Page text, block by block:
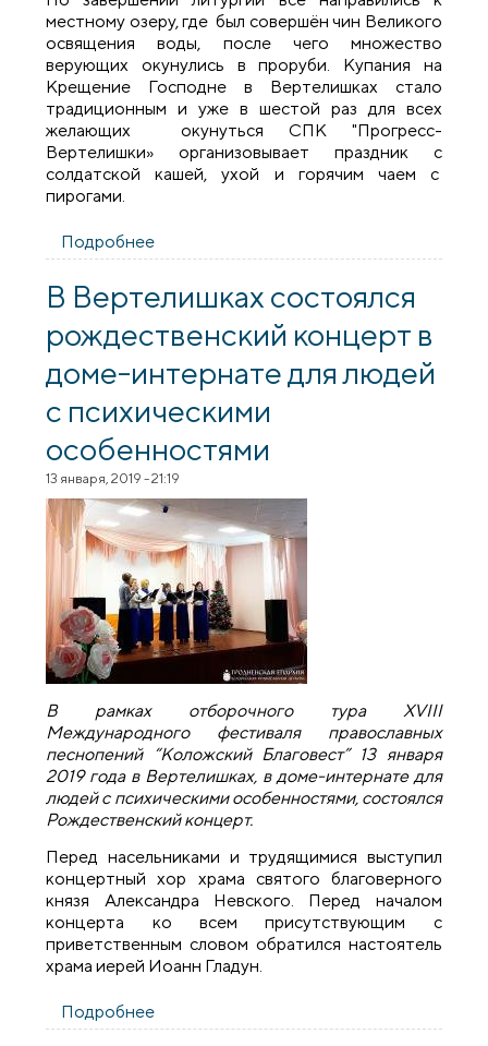
местному озеру, где был совершён чин Великого
освящения воды, после чего множество
верующих окунулись в проруби. Купания на
Крещение Господне в Вертелишках стало
традиционным и уже в шестой раз для всех
желающих окунуться СПК "Прогресс-
Вертелишки» организовывает праздник с
солдатской кашей, ухой и горячим чаем с
пирогами.
Подробнее
В Вертелишках состоялся
рождественский концерт в
доме-интернате для людей
с психическими
особенностями
13 января, 2019 - 21:19
В рамках отборочного тура XVIII
Международного фестиваля православных
песнопений “Коложский Благовест” 13 января
2019 года в Вертелишках, в доме-интернате для
людей с психическими особенностями, состоялся
Рождественский концерт.
Перед насельниками и трудящимися выступил
концертный хор храма святого благоверного
князя Александра Невского. Перед началом
концерта ко всем присутствующим с
приветственным словом обратился настоятель
храма иерей Иоанн Гладун.
Подробнее
рождественский концерт в доме-